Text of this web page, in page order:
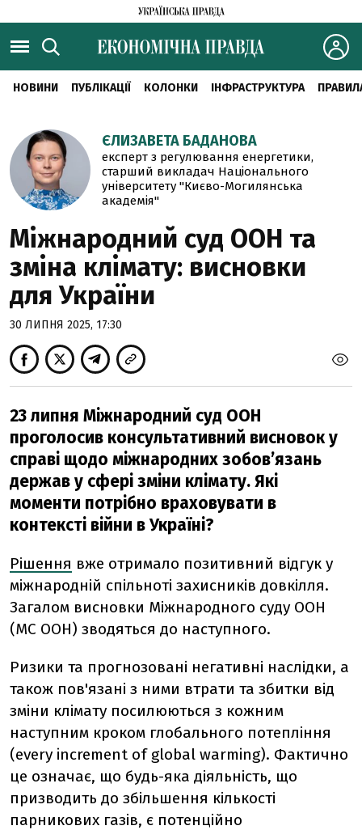
НОВИНИ ПУБЛІКАЦІЇ КОЛОНКИ ІНФРАСТРУКТУРА
ЄЛИЗАВЕТА БАДАНОВА
експерт з регулювання енергетики,
старший викладач Національного
університету "Києво-Могилянська
академія"
Міжнародний суд ООН та
зміна клімату: висновки
для України
30 ЛИПНЯ 2025, 17:30
23 липня Міжнародний суд ООН
проголосив консультативний висновок у
справі щодо міжнародних зобов’язань
держав у сфері зміни клімату. Які
моменти потрібно враховувати в
контексті війни в Україні?
Рішення вже отримало позитивний відгук у
міжнародній спільноті захисників довкілля.
Загалом висновки Міжнародного суду ООН
(МС ООН) зводяться до наступного.
Ризики та прогнозовані негативні наслідки, а
також пов'язані з ними втрати та збитки від
зміни клімату посилюються з кожним
наступним кроком глобального потепління
(every increment of global warming). Фактично
це означає, що будь-яка діяльність, що
призводить до збільшення кількості
парникових газів, є потенційно